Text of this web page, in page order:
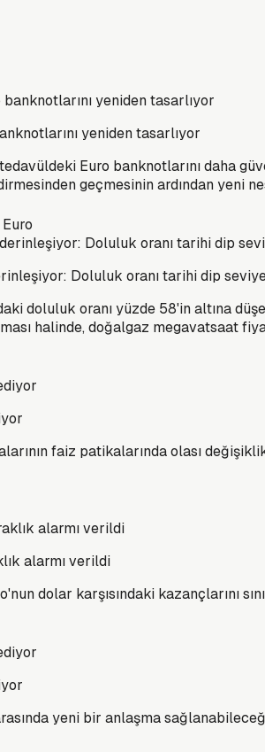
yeniden tasarlıyor
Euro banknotlarını daha
geçmesinin ardından yeni
Euro
Doluluk oranı tarihi dip
doluluk oranı yüzde 58'in altına
halinde, doğalgaz megavatsaat
faiz patikalarında olası
alarmı verildi
dolar karşısındaki kazançlarını
yeni bir anlaşma